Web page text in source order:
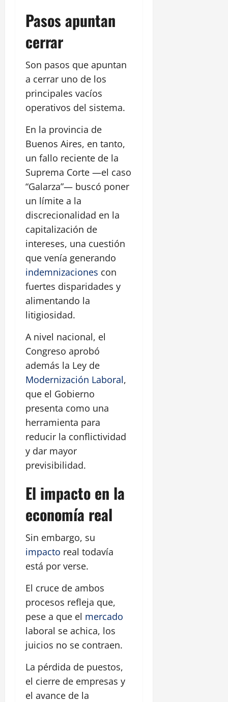
Pasos apuntan
cerrar
Son pasos que apuntan
a cerrar uno de los
principales vacíos
operativos del sistema.
En la provincia de
Buenos Aires, en tanto,
un fallo reciente de la
Suprema Corte —el caso
“Galarza”— buscó poner
un límite a la
discrecionalidad en la
capitalización de
intereses, una cuestión
que venía generando
indemnizaciones con
fuertes disparidades y
alimentando la
litigiosidad.
A nivel nacional, el
Congreso aprobó
además la Ley de
Modernización Laboral,
que el Gobierno
presenta como una
herramienta para
reducir la conflictividad
y dar mayor
previsibilidad.
El impacto en la
economía real
Sin embargo, su
impacto real todavía
está por verse.
El cruce de ambos
procesos refleja que,
pese a que el mercado
laboral se achica, los
juicios no se contraen.
La pérdida de puestos,
el cierre de empresas y
el avance de la